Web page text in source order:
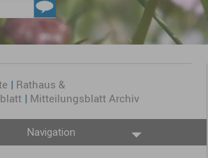
| Rathaus &
| Mitteilungsblatt Archiv
Navigation